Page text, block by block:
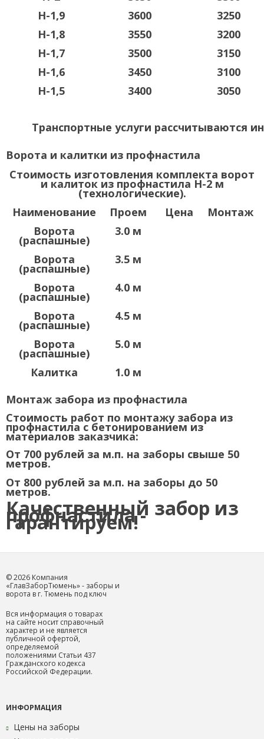
Н-1,9
3600
3250
Н-1,8
3550
3200
Н-1,7
3500
3150
Н-1,6
3450
3100
Н-1,5
3400 3050
Транспортные услуги рассчитываются
Ворота и калитки из профнастила
Стоимость изготовления комплекта ворот
и калиток из профнастила Н-2 м
(технологические).
Наименование
Проем Цена
Монтаж
Ворота
(распашные)
3.0 м
Ворота
(распашные)
3.5 м
Ворота
(распашные)
4.0 м
Ворота
(распашные)
4.5 м
Ворота
(распашные)
5.0 м
Калитка
1.0 м
Монтаж забора из профнастила
Стоимость работ по монтажу забора из
профнастила с бетонированием из
материалов заказчика:
От 700 рублей за м.п. на заборы свыше 50
метров.
От 800 рублей за м.п. на заборы до 50
метров.
Качественный забор из
профнастила -
гарантируем!
© 2026 Компания
«ГлавЗаборТюмень» - заборы и
ворота в г. Тюмень под ключ
Вся информация о товарах
на сайте носит справочный
характер и не является
публичной офертой,
определяемой
положениями Статьи 437
Гражданского кодекса
Российской Федерации.
ИНФОРМАЦИЯ
Цены на заборы